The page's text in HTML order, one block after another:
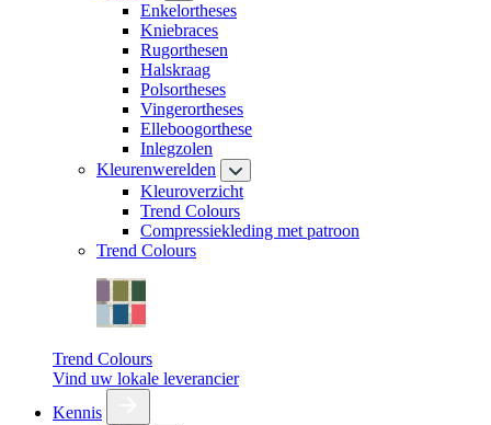
Enkelortheses
Kniebraces
Rugorthesen
Halskraag
Polsortheses
Vingerortheses
Elleboogorthese
Inlegzolen
Kleurenwerelden
Kleuroverzicht
Trend Colours
Compressiekleding met patroon
Trend Colours
Trend Colours
Vind uw lokale leverancier
Kennis